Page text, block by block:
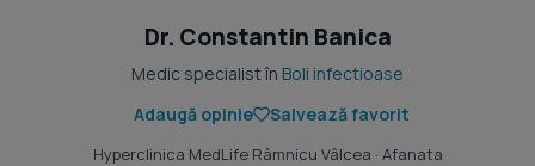
Dr. Constantin Banica
Medic specialist în Boli infectioase
Adaugă opinie
Salvează favorit
Hyperclinica MedLife Râmnicu Vâlcea · Afanata